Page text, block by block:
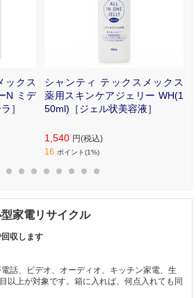
ックス
N ミデ
］
シャンティ テックスメックス
薬用スキンケアジェリー WH(1
50ml)［ジェル状美容液］
1,540 円(税込)
16 ポイント(1%)
家電リサイクル
収します
電話、ビデオ、オーディオ、キッチン家電、生
以上が対象です。箱に入れば、何点入れても同